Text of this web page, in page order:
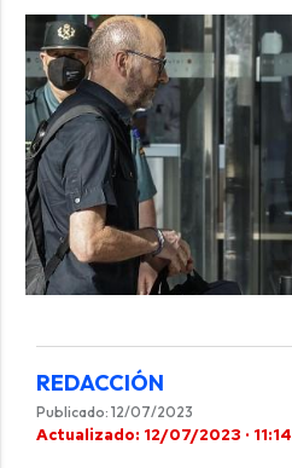
REDACCIÓN
Publicado: 12/07/2023
Actualizado: 12/07/2023 · 11:14